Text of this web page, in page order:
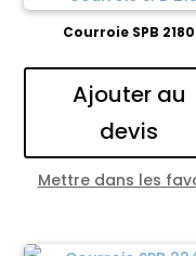
Courroie SPB 2180
Ajouter au
devis
Mettre dans les